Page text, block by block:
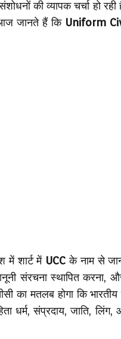
की व्यापक चर्चा हो
आज जानते हैं कि Uniform
में शार्ट में UCCके नाम से
संरचना स्थापित करना,
का मतलब होगा कि
धर्म, संप्रदाय, जाति, लिंग,